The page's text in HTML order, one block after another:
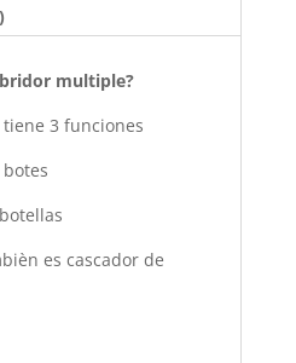
multiple?
3 funciones
es cascador de